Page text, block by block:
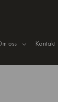
oss Kontakt